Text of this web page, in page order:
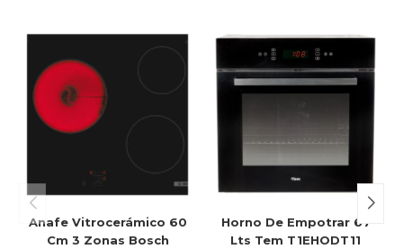
Anafe Vitrocerámico 60
Cm 3 Zonas Bosch
Horno De Empotrar 67
Lts Tem T1EHODT11